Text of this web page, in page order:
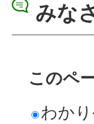
みな
このペ
わか